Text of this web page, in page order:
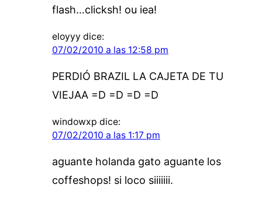
flash…clicksh! ou iea!
eloyyy dice:
07/02/2010 a las 12:58 pm
PERDIÓ BRAZIL LA CAJETA DE TU
VIEJAA =D =D =D =D
windowxp dice:
07/02/2010 a las 1:17 pm
aguante holanda gato aguante los
coffeshops! si loco siiiiiii.